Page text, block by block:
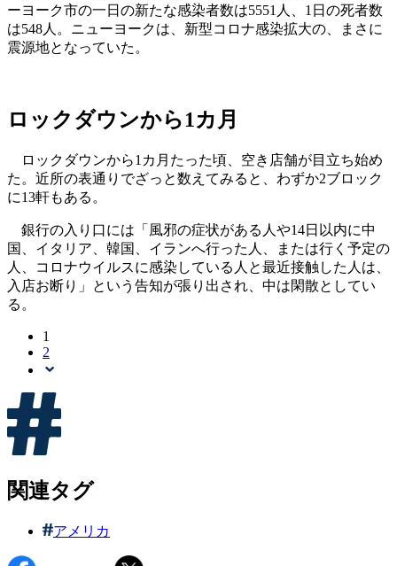
ーヨーク市の一日の新たな感染者数は5551人、1日の死者数
は548人。ニューヨークは、新型コロナ感染拡大の、まさに
震源地となっていた。
ロックダウンから1カ月
ロックダウンから1カ月たった頃、空き店舗が目立ち始め
た。近所の表通りでざっと数えてみると、わずか2ブロック
に13軒もある。
銀行の入り口には「風邪の症状がある人や14日以内に中
国、イタリア、韓国、イランへ行った人、または行く予定の
人、コロナウイルスに感染している人と最近接触した人は、
入店お断り」という告知が張り出され、中は閑散としてい
る。
1
2
関連タグ
アメリカ